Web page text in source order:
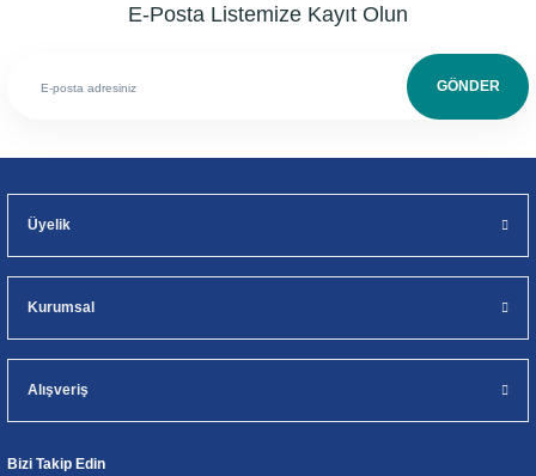
E-Posta Listemize Kayıt Olun
GÖNDER
Üyelik
Kurumsal
Alışveriş
Bizi Takip Edin